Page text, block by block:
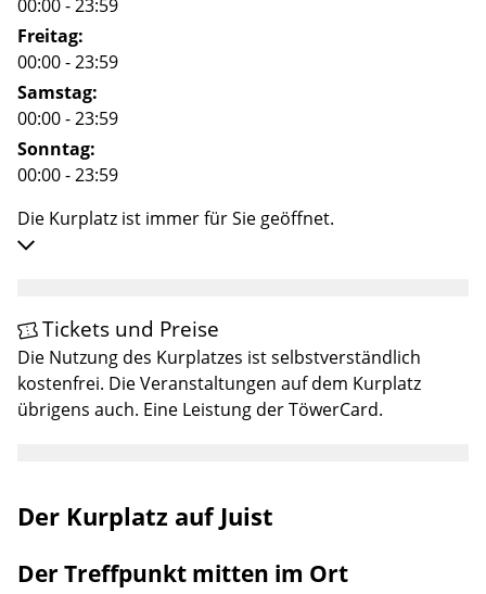
Der Kurplatz auf Juist
Der Treffpunkt mitten im Ort
00:00 - 23:59
Freitag:
00:00 - 23:59
Samstag:
00:00 - 23:59
Sonntag:
00:00 - 23:59
Die Kurplatz ist immer für Sie geöffnet.
Tickets und Preise
Die Nutzung des Kurplatzes ist selbstverständlich
kostenfrei. Die Veranstaltungen auf dem Kurplatz
übrigens auch. Eine Leistung der TöwerCard.